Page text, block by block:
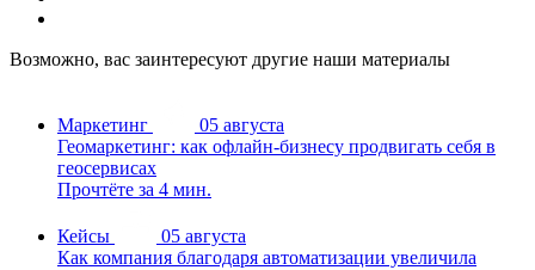
Возможно, вас заинтересуют другие наши материалы
Маркетинг
05 августа
Геомаркетинг: как офлайн-бизнесу продвигать себя в
геосервисах
Прочтёте за 4 мин.
Кейсы
05 августа
Как компания благодаря автоматизации увеличила